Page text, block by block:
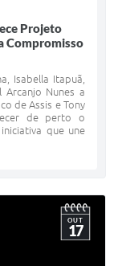
Projeto
Compromisso
Isabella Itapuã,
Nunes a
de Assis e Tony
de perto o
que une
OUT
17